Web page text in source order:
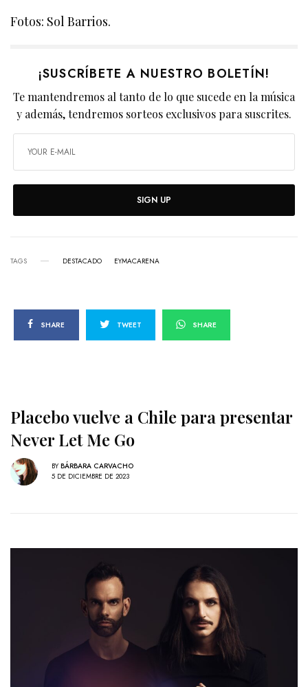
Fotos: Sol Barrios.
¡SUSCRÍBETE A NUESTRO BOLETÍN!
Te mantendremos al tanto de lo que sucede en la música
y además, tendremos sorteos exclusivos para suscrites.
SIGN UP
TAGS DESTACADO EYMACARENA
SHARE TWEET SHARE
Placebo vuelve a Chile para presentar
Never Let Me Go
BY BÁRBARA CARVACHO
5 DE DICIEMBRE DE 2023